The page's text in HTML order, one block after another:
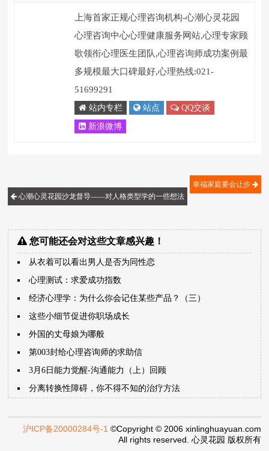
上海首家正规心理咨询机构-心潮心灵花园
心理咨询中心心理健康服务网站,心理专家顾
歌领衔心理医生团队,心理咨询师成功案例最
多规模最大口碑最好,心理热线:021-
51699291
站内专栏 站点 QQ交谈
新浪微博
心潮心灵花园沙龙督导――对人格类型学的一些想法
幸福家庭要会让步
您可能还会对这些文章感兴趣！
从衣着可以看出男人是否为同性恋
心理测试：求爱成功指数
经济心理学：为什么你会记住某些产品？（三）
这些小细节促进你职场成长
外国的丈母娘为哪般
第003封给心理咨询师的求助信
3月6日能力觉醒-沟通能力（上）回顾
分离转换性障碍，你不得不知的治疗方法
沪ICP备20000284号-1 ©Copyright © 2006 xinlinghuayuan.com
All rights reserved. 心灵花园 版权所有